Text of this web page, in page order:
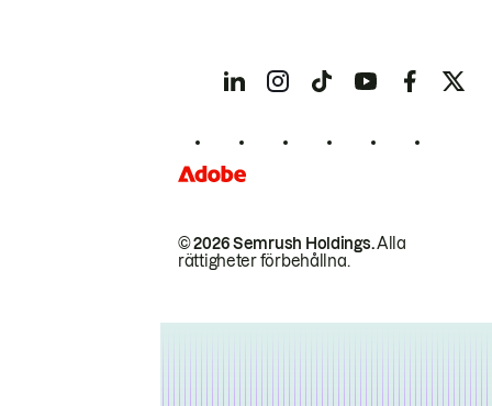
© 2026 Semrush Holdings.Alla
rättigheter förbehållna.